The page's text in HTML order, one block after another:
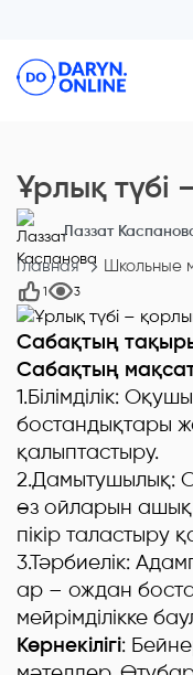
Ұрлық түбі
Лаззат
Главная Школьные
1 3
Сабақтың
Сабақтың
1.Білімділік:
бостандықтары
қалыптастыру.
2.Дамытушылық:
өз ойларын ашық
пікір таластыру
3.Тәрбиелік:
ар – ождан
мейрімділікке
Көрнекілігі: